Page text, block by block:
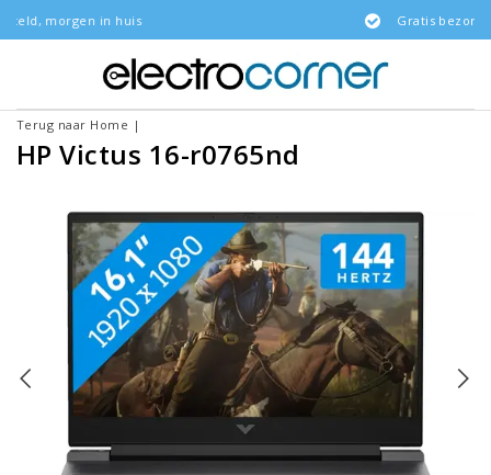
Gratis bezorgd
Terug naar Home |
HP Victus 16-r0765nd